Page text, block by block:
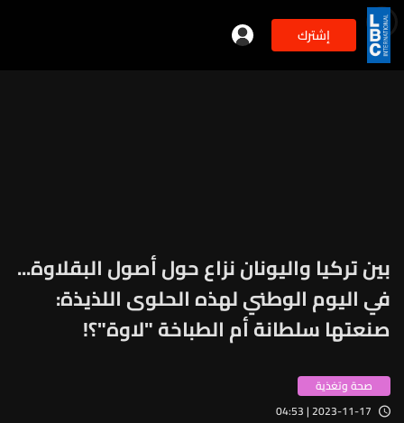
إشترك
بين تركيا واليونان نزاع حول أصول البقلاوة...
في اليوم الوطني لهذه الحلوى اللذيذة:
صنعتها سلطانة أم الطباخة "لاوة"؟!
صحة وتغذية
2023-11-17 | 04:53